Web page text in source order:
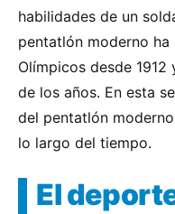
habilidades de un
pentatlón moderno
Olímpicos desde
de los años. En esta
del pentatlón
lo largo del tiempo.
El